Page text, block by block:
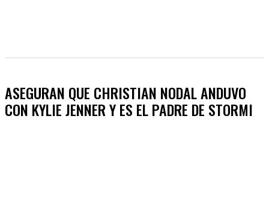
ASEGURAN QUE CHRISTIAN NODAL ANDUVO
CON KYLIE JENNER Y ES EL PADRE DE STORMI